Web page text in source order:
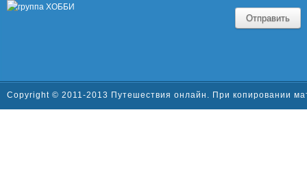
Отправить
Copyright © 2011-2013 Путешествия онлайн. При копировании